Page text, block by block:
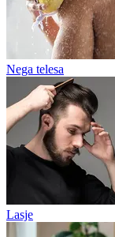
Nega telesa
Lasje